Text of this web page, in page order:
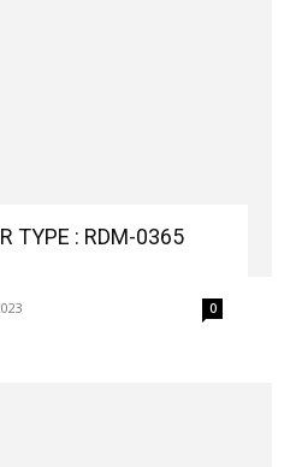
TYPE : RDM-0365
0